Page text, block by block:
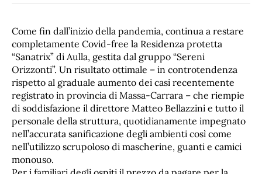
Come fin dall’inizio della pandemia, continua a restare
completamente Covid-free la Residenza protetta
“Sanatrix” di Aulla, gestita dal gruppo “Sereni
Orizzonti”. Un risultato ottimale – in controtendenza
rispetto al graduale aumento dei casi recentemente
registrato in provincia di Massa-Carrara – che riempie
di soddisfazione il direttore Matteo Bellazzini e tutto il
personale della struttura, quotidianamente impegnato
nell’accurata sanificazione degli ambienti così come
nell’utilizzo scrupoloso di mascherine, guanti e camici
monouso.